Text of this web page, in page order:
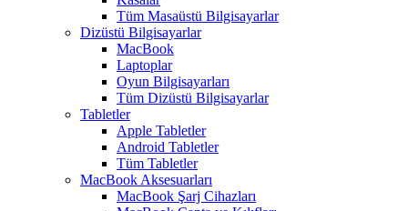
Tüm Masaüstü Bilgisayarlar
Dizüstü Bilgisayarlar
MacBook
Laptoplar
Oyun Bilgisayarları
Tüm Dizüstü Bilgisayarlar
Tabletler
Apple Tabletler
Android Tabletler
Tüm Tabletler
MacBook Aksesuarları
MacBook Şarj Cihazları